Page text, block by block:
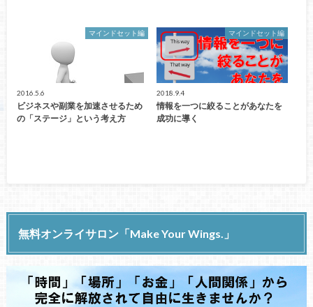
マインドセット編
2016.5.6
ビジネスや副業を加速させるため
の「ステージ」という考え方
マインドセット編
2018.9.4
情報を一つに絞ることがあなたを
成功に導く
無料オンライサロン「Make Your Wings.」